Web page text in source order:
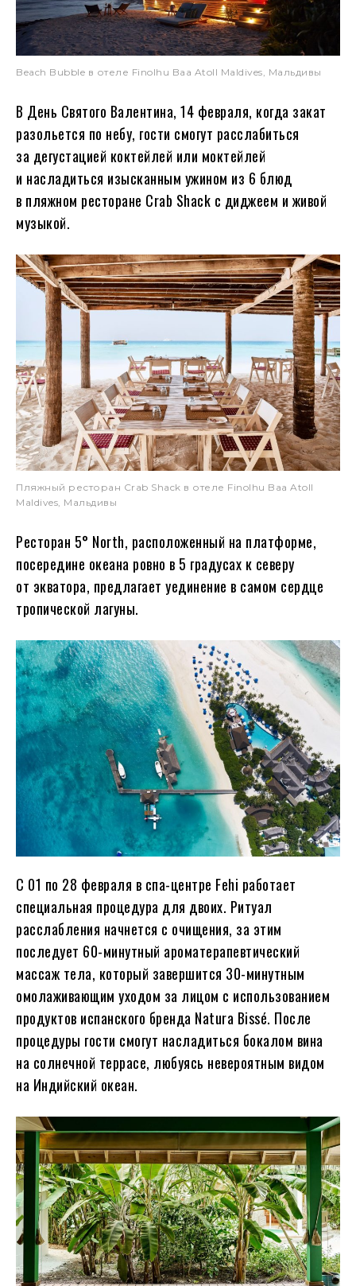
Beach Bubble в отеле Finolhu Baa Atoll Maldives, Мальдивы
В День Святого Валентина, 14 февраля, когда закат
разольется по небу, гости смогут расслабиться
за дегустацией коктейлей или моктейлей
и насладиться изысканным ужином из 6 блюд
в пляжном ресторане Crab Shack с диджеем и живой
музыкой.
Пляжный ресторан Crab Shack в отеле Finolhu Baa Atoll
Maldives, Мальдивы
Ресторан 5° North, расположенный на платформе,
посередине океана ровно в 5 градусах к северу
от экватора, предлагает уединение в самом сердце
тропической лагуны.
С 01 по 28 февраля в спа-центре Fehi работает
специальная процедура для двоих. Ритуал
расслабления начнется с очищения, за этим
последует 60-минутный ароматерапевтический
массаж тела, который завершится 30-минутным
омолаживающим уходом за лицом с использованием
продуктов испанского бренда Natura Bissé. После
процедуры гости смогут насладиться бокалом вина
на солнечной террасе, любуясь невероятным видом
на Индийский океан.